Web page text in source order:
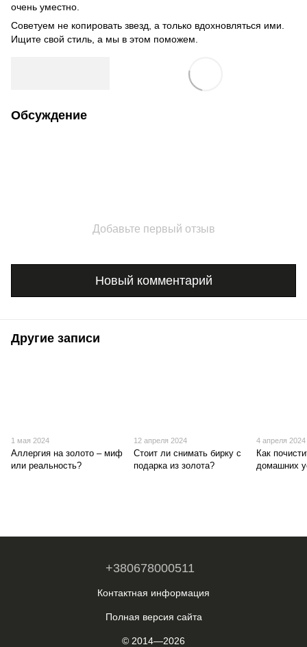
очень уместно.
Советуем не копировать звезд, а только вдохновляться ими.
Ищите свой стиль, а мы в этом поможем.
Обсуждение
Добавьте первый отзыв
Новый комментарий
Другие записи
1 мая 2024
Аллергия на золото – миф
или реальность?
12 апреля 2024
Стоит ли снимать бирку с
подарка из золота?
4 апреля 2024
Как
домашних
+380678000511
Контактная информация
Полная версия сайта
© 2014—2026